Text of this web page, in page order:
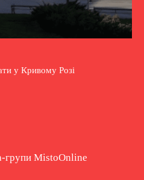
у Кривому Розі
групи MistoOnline